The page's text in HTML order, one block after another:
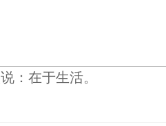
：在于生活。